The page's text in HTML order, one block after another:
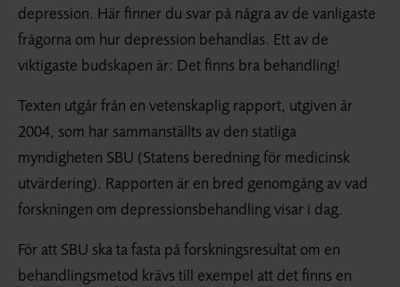
depression. Här finner du svar på några av de vanligaste
frågorna om hur depression behandlas. Ett av de
viktigaste budskapen är: Det finns bra behandling!
Texten utgår från en vetenskaplig rapport, utgiven år
2004, som har sammanställts av den statliga
myndigheten SBU (Statens beredning för medicinsk
utvärdering). Rapporten är en bred genomgång av vad
forskningen om depressionsbehandling visar i dag.
För att SBU ska ta fasta på forskningsresultat om en
behandlingsmetod krävs till exempel att det finns en